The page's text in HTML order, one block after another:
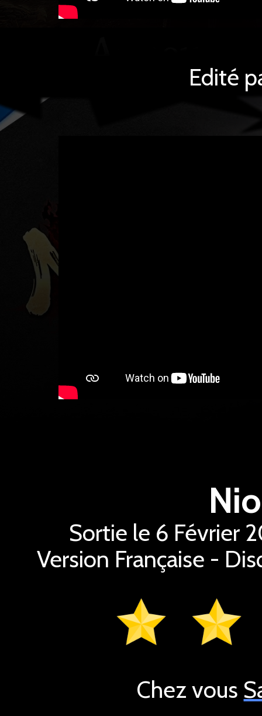
Edité
Sortie le 6 Février
Version Française -
Chez vous